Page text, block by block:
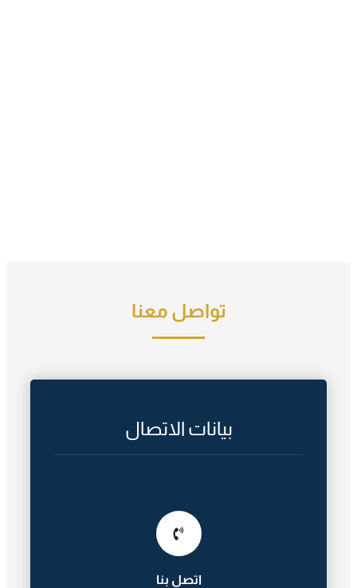
بيانات الاتصال
اتصل بنا
تواصل معنا